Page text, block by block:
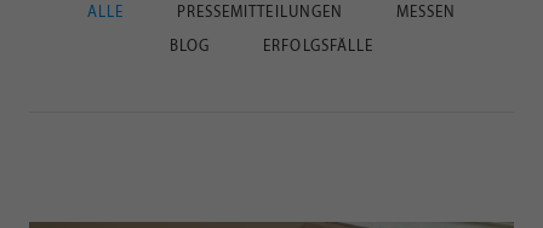
ALLE PRESSEMITTEILUNGEN MESSEN
BLOG ERFOLGSFÄLLE